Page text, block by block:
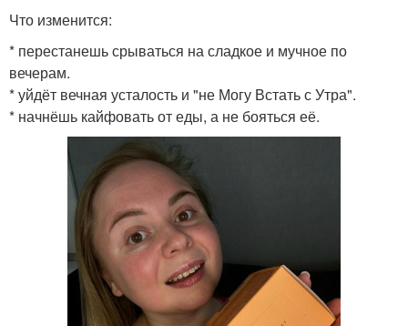
Что изменится:
* перестанешь срываться на сладкое и мучное по
вечерам.
* уйдёт вечная усталость и "не Могу Встать с Утра".
* начнёшь кайфовать от еды, а не бояться её.